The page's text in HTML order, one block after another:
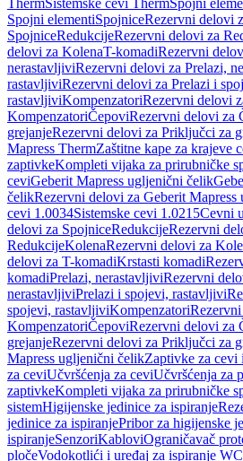
ThermSistemske cevi ThermSpojni
Spojni elementiSpojniceRezervni delovi
SpojniceRedukcijeRezervni delovi za
delovi za KolenaT-komadiRezervni
nerastavljiviRezervni delovi za Prelazi,
rastavljiviRezervni delovi za Prelazi i
rastavljiviKompenzatoriRezervni delovi
KompenzatoriČepoviRezervni delovi za
grejanjeRezervni delovi za Priključci za
Mapress ThermZaštitne kape za krajeve
zaptivkeKompleti vijaka za prirubničke
ceviGeberit Mapress ugljenični čelik
čelikRezervni delovi za Geberit
cevi 1.0034Sistemske cevi 1.0215Cevni
delovi za SpojniceRedukcijeRezervni
RedukcijeKolenaRezervni delovi za
delovi za T-komadiKrstasti komadi
komadiPrelazi, nerastavljiviRezervni
nerastavljiviPrelazi i spojevi, rastavljivi
spojevi, rastavljiviKompenzatori
KompenzatoriČepoviRezervni delovi za
grejanjeRezervni delovi za Priključci za
Mapress ugljenični čelikZaptivke za cevi
za ceviUčvršćenja za ceviUčvršćenja za
zaptivkeKompleti vijaka za prirubničke
sistemHigijenske jedinice za ispiranje
jedinice za ispiranjePribor za higijenske
ispiranjeSenzoriKabloviOgraničavač
pločeVodokotlići i uređaj za ispiranje